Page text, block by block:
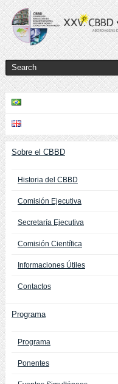
Sobre el CBBD
Historia del CBBD
Comisión Ejecutiva
Secretaría Ejecutiva
Comisión Científica
Informaciones Útiles
Contactos
Programa
Programa
Ponentes